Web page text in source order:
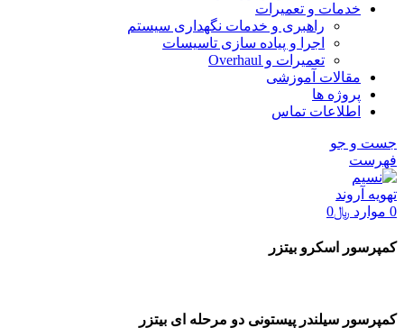
خدمات و تعمیرات
راهبری و خدمات نگهداری سیستم
اجرا و پیاده سازی تاسیسات
تعمیرات و Overhaul
مقالات آموزشی
پروژه ها
اطلاعات تماس
جست و جو
فهرست
0 موارد ﷼0
کمپرسور اسکرو بیتزر
کمپرسور سیلندر پیستونی دو مرحله ای بیتزر